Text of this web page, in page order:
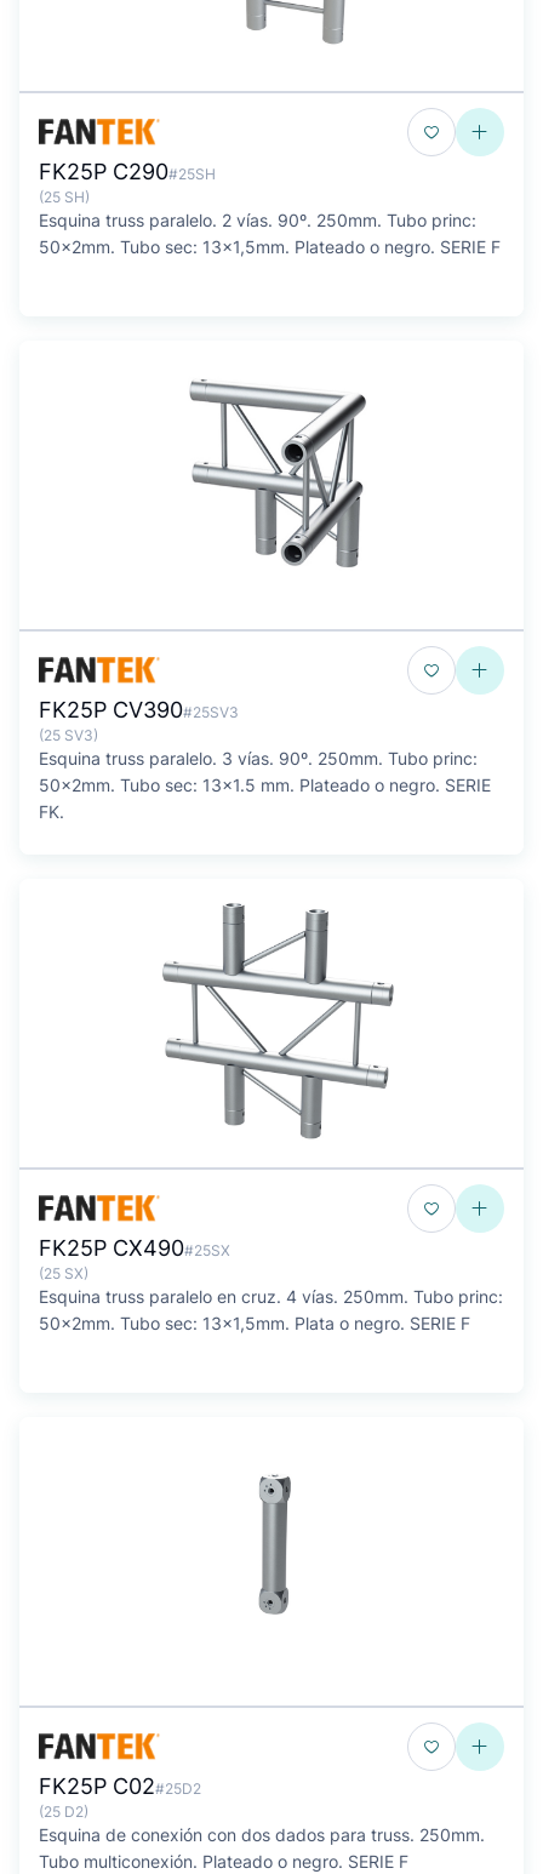
FK25P C290#25SH
(25 SH)
Esquina truss paralelo. 2 vías. 90º. 250mm. Tubo princ:
50x2mm. Tubo sec: 13x1,5mm. Plateado o negro. SERIE F
FK25P CV390#25SV3
(25 SV3)
Esquina truss paralelo. 3 vías. 90º. 250mm. Tubo princ:
50x2mm. Tubo sec: 13x1.5 mm. Plateado o negro. SERIE
FK.
FK25P CX490#25SX
(25 SX)
Esquina truss paralelo en cruz. 4 vías. 250mm. Tubo princ:
50x2mm. Tubo sec: 13x1,5mm. Plata o negro. SERIE F
FK25P C02#25D2
(25 D2)
Esquina de conexión con dos dados para truss. 250mm.
Tubo multiconexión. Plateado o negro. SERIE F